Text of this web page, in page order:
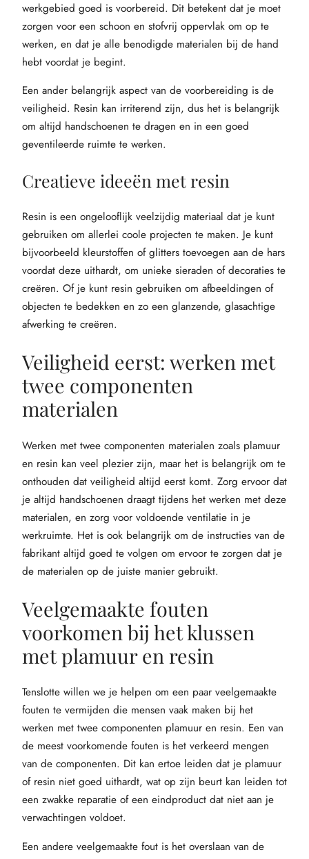
werkgebied goed is voorbereid. Dit betekent dat je moet
zorgen voor een schoon en stofvrij oppervlak om op te
werken, en dat je alle benodigde materialen bij de hand
hebt voordat je begint.
Een ander belangrijk aspect van de voorbereiding is de
veiligheid. Resin kan irriterend zijn, dus het is belangrijk
om altijd handschoenen te dragen en in een goed
geventileerde ruimte te werken.
Creatieve ideeën met resin
Resin is een ongelooflijk veelzijdig materiaal dat je kunt
gebruiken om allerlei coole projecten te maken. Je kunt
bijvoorbeeld kleurstoffen of glitters toevoegen aan de hars
voordat deze uithardt, om unieke sieraden of decoraties te
creëren. Of je kunt resin gebruiken om afbeeldingen of
objecten te bedekken en zo een glanzende, glasachtige
afwerking te creëren.
Veiligheid eerst: werken met
twee componenten
materialen
Werken met twee componenten materialen zoals plamuur
en resin kan veel plezier zijn, maar het is belangrijk om te
onthouden dat veiligheid altijd eerst komt. Zorg ervoor dat
je altijd handschoenen draagt tijdens het werken met deze
materialen, en zorg voor voldoende ventilatie in je
werkruimte. Het is ook belangrijk om de instructies van de
fabrikant altijd goed te volgen om ervoor te zorgen dat je
de materialen op de juiste manier gebruikt.
Veelgemaakte fouten
voorkomen bij het klussen
met plamuur en resin
Tenslotte willen we je helpen om een paar veelgemaakte
fouten te vermijden die mensen vaak maken bij het
werken met twee componenten plamuur en resin. Een van
de meest voorkomende fouten is het verkeerd mengen
van de componenten. Dit kan ertoe leiden dat je plamuur
of resin niet goed uithardt, wat op zijn beurt kan leiden tot
een zwakke reparatie of een eindproduct dat niet aan je
verwachtingen voldoet.
Een andere veelgemaakte fout is het overslaan van de